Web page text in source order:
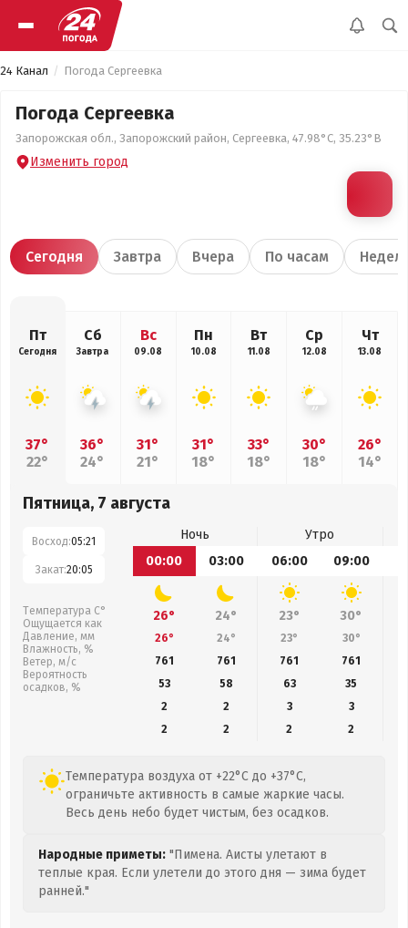
24 Канал Погода Сергеевка
Погода Сергеевка
Запорожская обл., Запорожский район, Сергеевка, 47.98°С, 35.23°В
Изменить город
Сегодня Завтра Вчера По часам
Пт
Сегодня
37°
22°
Сб
Завтра
36°
24°
Вс
09.08
31°
21°
Пн
10.08
31°
18°
Вт
11.08
33°
18°
Ср
12.08
30°
18°
Чт
13.08
26°
14°
Пятница, 7 августа
Восход:05:21
Закат:20:05
Температура С°
Ощущается как
Давление, мм
Влажность, %
Ветер, м/с
Вероятность
осадков, %
Ночь
Утро
00:00
03:00 06:00 09:00
26° 24° 23° 30°
26° 24° 23° 30°
761
761 761 761
53
58 63 35
2
2 3
3
2
2 2 2
Температура воздуха от +22°C до +37°C,
ограничьте активность в самые жаркие часы.
Весь день небо будет чистым, без осадков.
Народные приметы: "Пимена. Аисты улетают в
теплые края. Если улетели до этого дня — зима будет
ранней."